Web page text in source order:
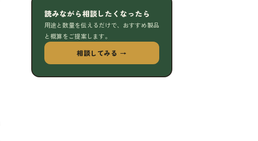
読みながら相談したくなったら
用途と数量を伝えるだけで、おすすめ製品
と概算をご提案します。
相談してみる →